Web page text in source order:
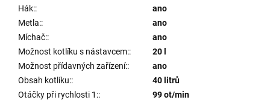
Hák::
ano
Metla::
ano
Míchač::
ano
Možnost kotlíku s nástavcem::
20 l
Možnost přídavných zařízení::
ano
Obsah kotlíku::
40 litrů
Otáčky při rychlosti 1::
99 ot/min